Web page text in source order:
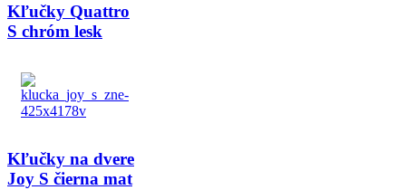
Kľučky Quattro
S chróm lesk
Kľučky na dvere
Joy S čierna mat